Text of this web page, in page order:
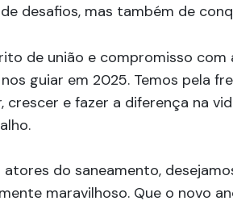
desafios, mas também de
de união e compromisso
guiar em 2025. Temos pela
crescer e fazer a diferença na
do saneamento,
maravilhoso. Que o novo